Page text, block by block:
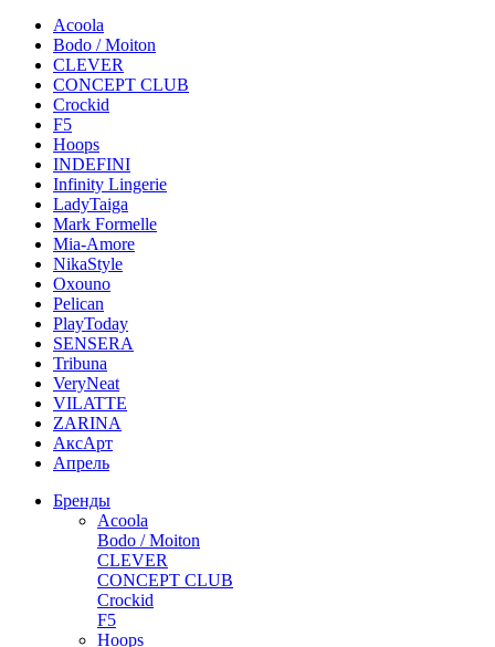
Acoola
Bodo / Moiton
CLEVER
CONCEPT CLUB
Crockid
F5
Hoops
INDEFINI
Infinity Lingerie
LadyTaiga
Mark Formelle
Mia-Amore
NikaStyle
Oxouno
Pelican
PlayToday
SENSERA
Tribuna
VeryNeat
VILATTE
ZARINA
АксАрт
Апрель
Бренды
Acoola
Bodo / Moiton
CLEVER
CONCEPT CLUB
Crockid
F5
Hoops